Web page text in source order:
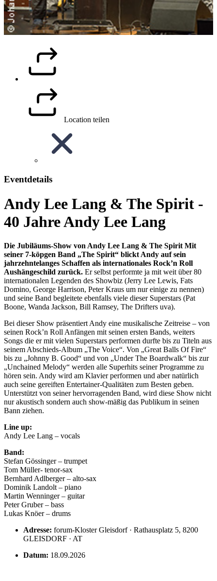
Location teilen
Eventdetails
Andy Lee Lang & The Spirit -
40 Jahre Andy Lee Lang
Die Jubiläums-Show von Andy Lee Lang & The Spirit Mit
seiner 7-köpgen Band „The Spirit“ blickt Andy auf sein
jahrzehntelanges Schaffen als internationales Rock’n Roll
Aushängeschild zurück. Er selbst performte ja mit weit über 80
internationalen Legenden des Showbiz (Jerry Lee Lewis, Fats
Domino, George Harrison, Peter Kraus um nur einige zu nennen)
und seine Band begleitete ebenfalls viele dieser Superstars (Pat
Boone, Wanda Jackson, Bill Ramsey, The Drifters uva).
Bei dieser Show präsentiert Andy eine musikalische Zeitreise – von
seinen Rock’n Roll Anfängen mit seinen ersten Bands, weiters
Songs die er mit vielen Superstars performen durfte bis zu Titeln aus
seinem Abschieds-Album „The Voice“. Von „Great Balls Of Fire“
bis zu „Johnny B. Good“ und von „Under The Boardwalk“ bis zur
„Unchained Melody“ werden alle Superhits seiner Programme zu
hören sein. Andy wird am Klavier performen und aber natürlich
auch seine gereiften Entertainer-Qualitäten zum Besten geben.
Unterstützt von seiner hervorragenden Band, wird diese Show nicht
nur akustisch sondern auch show-mäßig das Publikum in seinen
Bann ziehen.
Line up:
Andy Lee Lang – vocals
Band:
Stefan Gössinger – trumpet
Tom Müller- tenor-sax
Bernhard Adlberger – alto-sax
Dominik Landolt – piano
Martin Wenninger – guitar
Peter Gruber – bass
Lukas Knöer – drums
Adresse: forum-Kloster Gleisdorf · Rathausplatz 5, 8200
GLEISDORF · AT
Datum: 18.09.2026